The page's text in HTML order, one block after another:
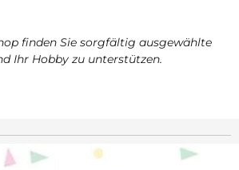
finden Sie sorgfältig ausgewählte
Ihr Hobby zu unterstützen.